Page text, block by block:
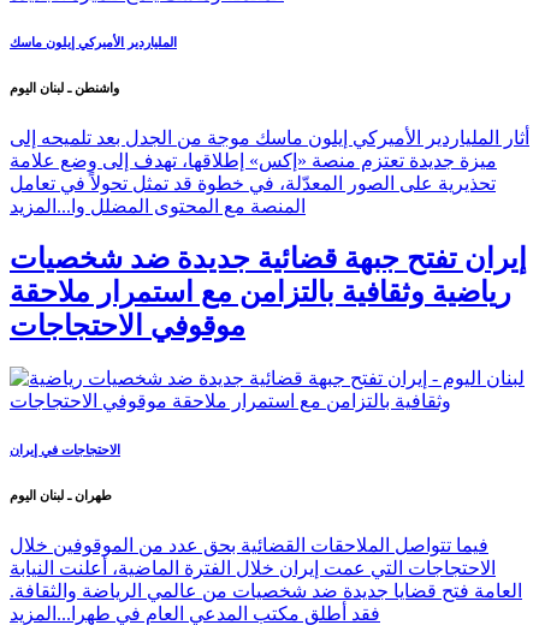
الملياردير الأميركي إيلون ماسك
واشنطن ـ لبنان اليوم
أثار الملياردير الأميركي إيلون ماسك موجة من الجدل بعد تلميحه إلى
ميزة جديدة تعتزم منصة «إكس» إطلاقها، تهدف إلى وضع علامة
تحذيرية على الصور المعدّلة، في خطوة قد تمثل تحولاً في تعامل
المنصة مع المحتوى المضلل وا... المزيد
إيران تفتح جبهة قضائية جديدة ضد شخصيات
رياضية وثقافية بالتزامن مع استمرار ملاحقة
موقوفي الاحتجاجات
الاحتجاجات في إيران
طهران ـ لبنان اليوم
فيما تتواصل الملاحقات القضائية بحق عدد من الموقوفين خلال
الاحتجاجات التي عمت إيران خلال الفترة الماضية، أعلنت النيابة
العامة فتح قضايا جديدة ضد شخصيات من عالمي الرياضة والثقافة.
فقد أطلق مكتب المدعي العام في طهرا... المزيد